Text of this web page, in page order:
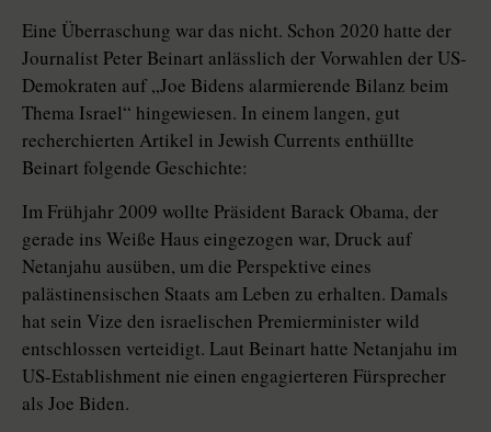
Eine Überraschung war das nicht. Schon 2020 hatte der
Journalist Peter Beinart anlässlich der Vorwahlen der US-
Demokraten auf „Joe Bidens alarmierende Bilanz beim
Thema Israel“ hingewiesen. In einem langen, gut
recherchierten Artikel in Jewish ­Currents enthüllte
Beinart folgende Geschichte:
Im Frühjahr 2009 wollte Präsident ­Barack Oba­ma, der
gerade ins Weiße Haus eingezogen war, Druck auf
Netanjahu ausüben, um die Perspektive eines
palästinensischen Staats am Leben zu erhalten. Damals
hat sein Vize den israelischen Premierminister wild
entschlossen verteidigt. Laut Beinart hatte Netanjahu im
US-Establishment nie einen engagierteren Fürsprecher
als Joe Biden.